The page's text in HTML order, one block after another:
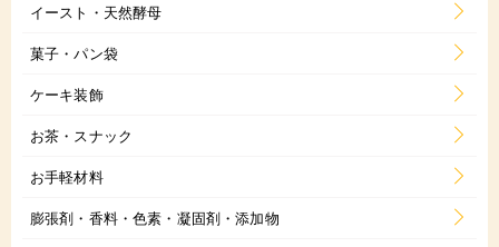
イースト・天然酵母
菓子・パン袋
ケーキ装飾
お茶・スナック
お手軽材料
膨張剤・香料・色素・凝固剤・添加物